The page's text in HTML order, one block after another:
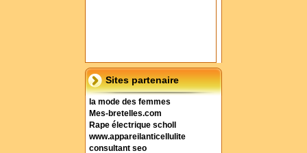
Sites partenaire
la mode des femmes
Mes-bretelles.com
Rape électrique scholl
www.appareilanticellulite
consultant seo